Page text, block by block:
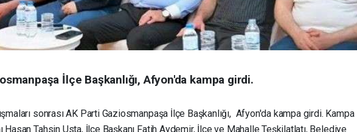
İlçe Başkanlığı, Afyon'da kampa girdi.
sonrası AK Parti Gaziosmanpaşa İlçe Başkanlığı, Afyon'da kampa girdi. Kampa
Hasan Tahsin Usta, İlçe Başkanı Fatih Aydemir, İlçe ve Mahalle Teşkilatlatı, Belediye